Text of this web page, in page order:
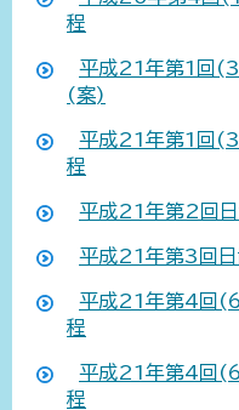
程
平成21年第1回(3
(案)
平成21年第1回(3
程
平成21年第2回日
平成21年第3回日
平成21年第4回(6
程
平成21年第4回(6
程